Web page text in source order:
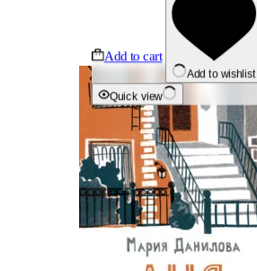
Add to cart
Add to wishlist
Quick view